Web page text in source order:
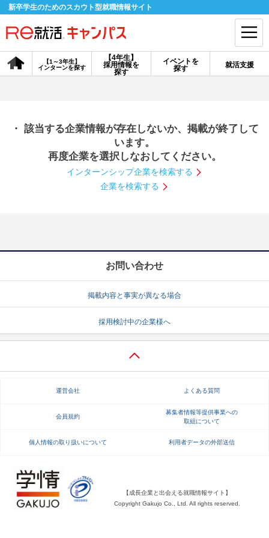
新卒学生のためのスカウト型就職情報サイト
【4年生】
採用情報を
探す
【1～3年生】
インターンを探す
イベントを
探す
就活支援
会員登録 ログイン
探す
【4年生】
説明会を探す
インターンを探す
就活ノウハウ・サポート
就活支援
就活ノウハウが満載！ お役立ち記事・相談室など
適職診断 就活チャンネル
・ 該当する企業情報が存在しないか、掲載が終了して
います。
再度企業を選択しなおしてください。
インターンシップ企業を検索する
企業を検索する
お問い合わせ
掲載内容と事実が異なる場合
採用検討中の企業様へ
運営会社 よくある質問
会員規約
募集者情報等提供事業への
取組について
個人情報の取り扱いについて 利用者データの外部送信
【成長企業と出会える就職情報サイト】
Copyright Gakujo Co., Ltd. All rights reserved.